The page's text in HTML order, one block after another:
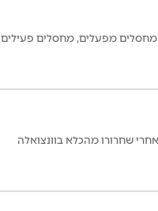
מפעלים, מחסלים פעילים